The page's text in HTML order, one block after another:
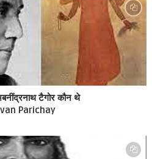
टैगोर कौन थे
Parichay